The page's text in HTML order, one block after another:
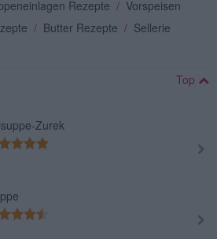
Rezepte / Vorspeisen
/ Butter Rezepte / Sellerie
Top
Zurek